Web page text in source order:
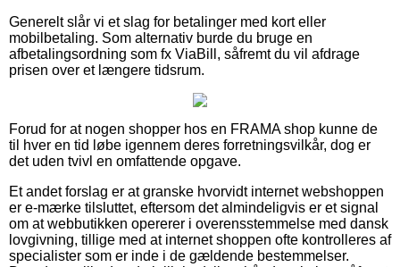
Generelt slår vi et slag for betalinger med kort eller
mobilbetaling. Som alternativ burde du bruge en
afbetalingsordning som fx ViaBill, såfremt du vil afdrage
prisen over et længere tidsrum.
Forud for at nogen shopper hos en FRAMA shop kunne de
til hver en tid løbe igennem deres forretningsvilkår, dog er
det uden tvivl en omfattende opgave.
Et andet forslag er at granske hvorvidt internet webshoppen
er e-mærke tilsluttet, eftersom det almindeligvis er et signal
om at webbutikken opererer i overensstemmelse med dansk
lovgivning, tillige med at internet shoppen ofte kontrolleres af
specialister som er inde i de gældende bestemmelser.